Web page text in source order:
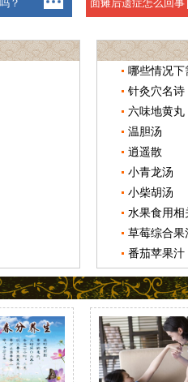
哪些情况下
针灸穴名诗
六味地黄丸
温胆汤
逍遥散
小青龙汤
小柴胡汤
水果食用相
草莓综合果
番茄苹果汁